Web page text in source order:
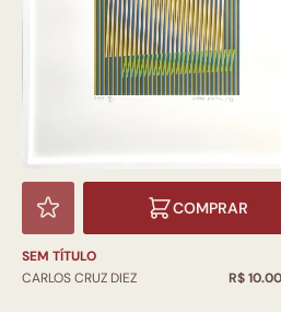
COMPRAR
SEM TÍTULO
CARLOS CRUZ DIEZ
R$